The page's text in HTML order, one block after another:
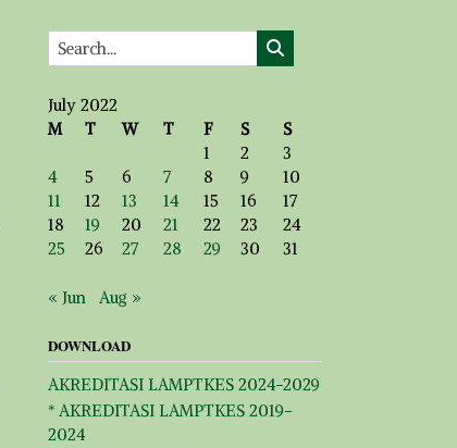
July 2022
M
T W T F S
S
1
2
3
4
5 6 7 8 9
10
11
12 13 14 15 16
17
18
19 20 21 22 23
24
25
26 27 28 29 30 31
« Jun Aug »
DOWNLOAD
AKREDITASI LAMPTKES 2024-2029
* AKREDITASI LAMPTKES 2019-
2024